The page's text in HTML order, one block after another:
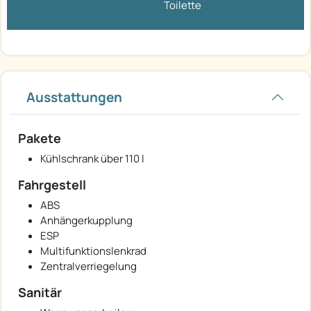
Toilette
Ausstattungen
Pakete
Kühlschrank über 110 l
Fahrgestell
ABS
Anhängerkupplung
ESP
Multifunktionslenkrad
Zentralverriegelung
Sanitär